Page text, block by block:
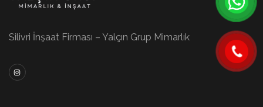
Silivri İnşaat Firması – Yalçın Grup Mimarlık